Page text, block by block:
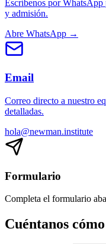
Escríbenos por WhatsApp
y admisión.
Abre WhatsApp →
Email
Correo directo a nuestro
detalladas.
hola@newman.institute
Formulario
Completa el formulario
Cuéntanos